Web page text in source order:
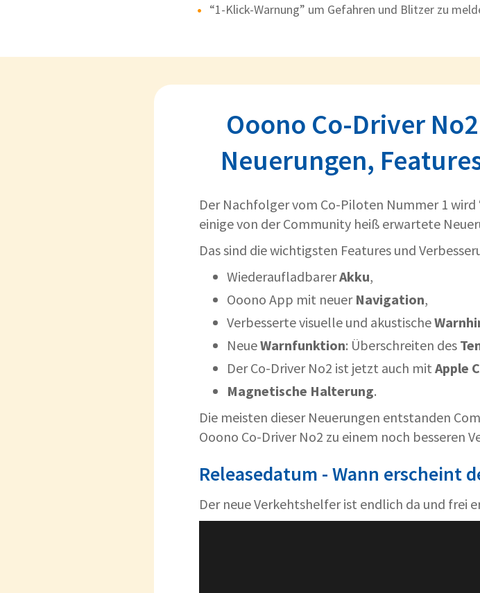
“1-Klick-Warnung” um Gefahren und Blitzer zu
Ooono Co-Driver
Neuerungen,
Der Nachfolger vom Co-Piloten Nummer 1
einige von der Community heiß erwartete
Das sind die wichtigsten Features und
WiederaufladbarerAkku,
Ooono App mit neuer Navigation,
Verbesserte visuelle und akustische
NeueWarnfunktion: Überschreiten des
Der Co-Driver No2 ist jetzt auch mit Apple
Magnetische Halterung.
Die meisten dieser Neuerungen entstanden
Ooono Co-Driver No2 zu einem noch besseren
Releasedatum - Wann erscheint
Der neue Verkehtshelfer ist endlich da und frei